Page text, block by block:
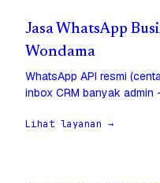
Jasa WhatsApp
Wondama
WhatsApp API resmi
inbox CRM banyak
Lihat layanan →